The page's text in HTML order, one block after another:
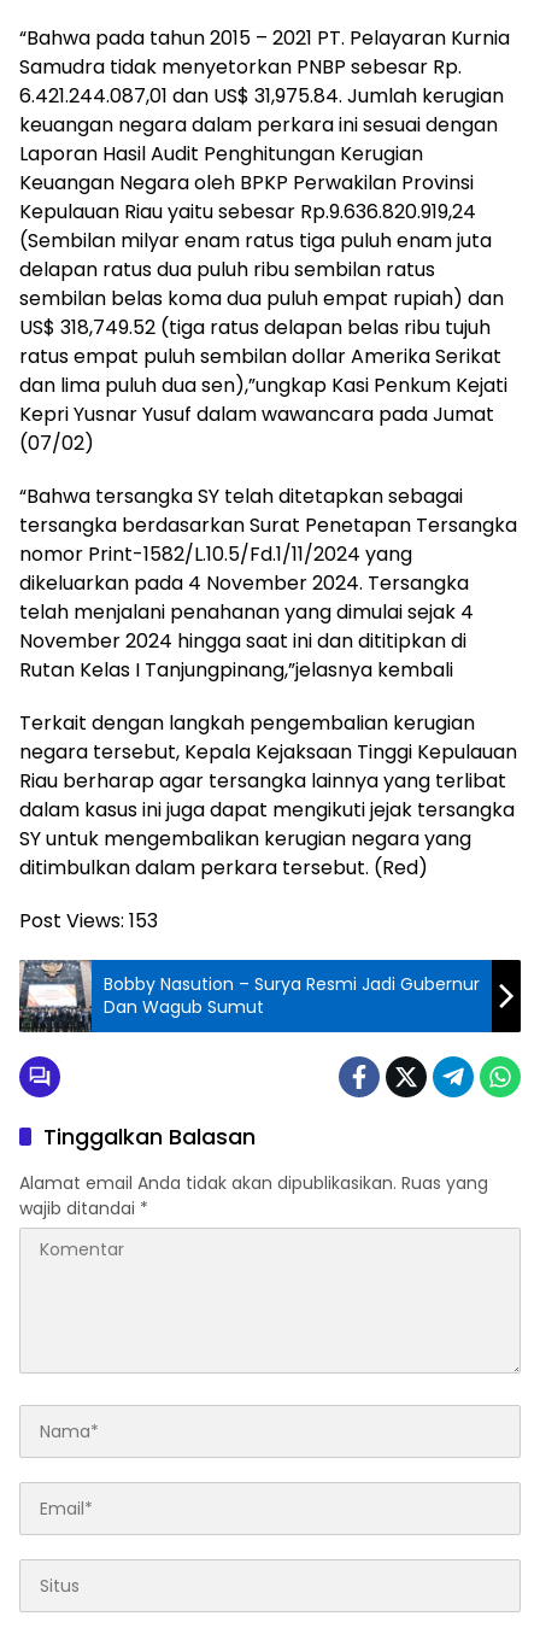
“Bahwa pada tahun 2015 – 2021 PT. Pelayaran Kurnia
Samudra tidak menyetorkan PNBP sebesar Rp.
6.421.244.087,01 dan US$ 31,975.84. Jumlah kerugian
keuangan negara dalam perkara ini sesuai dengan
Laporan Hasil Audit Penghitungan Kerugian
Keuangan Negara oleh BPKP Perwakilan Provinsi
Kepulauan Riau yaitu sebesar Rp.9.636.820.919,24
(Sembilan milyar enam ratus tiga puluh enam juta
delapan ratus dua puluh ribu sembilan ratus
sembilan belas koma dua puluh empat rupiah) dan
US$ 318,749.52 (tiga ratus delapan belas ribu tujuh
ratus empat puluh sembilan dollar Amerika Serikat
dan lima puluh dua sen),”ungkap Kasi Penkum Kejati
Kepri Yusnar Yusuf dalam wawancara pada Jumat
(07/02)
“Bahwa tersangka SY telah ditetapkan sebagai
tersangka berdasarkan Surat Penetapan Tersangka
nomor Print-1582/L.10.5/Fd.1/11/2024 yang
dikeluarkan pada 4 November 2024. Tersangka
telah menjalani penahanan yang dimulai sejak 4
November 2024 hingga saat ini dan dititipkan di
Rutan Kelas I Tanjungpinang,”jelasnya kembali
Terkait dengan langkah pengembalian kerugian
negara tersebut, Kepala Kejaksaan Tinggi Kepulauan
Riau berharap agar tersangka lainnya yang terlibat
dalam kasus ini juga dapat mengikuti jejak tersangka
SY untuk mengembalikan kerugian negara yang
ditimbulkan dalam perkara tersebut. (Red)
Post Views: 153
Bobby Nasution – Surya Resmi Jadi Gubernur
Dan Wagub Sumut
Tinggalkan Balasan
Alamat email Anda tidak akan dipublikasikan. Ruas yang
wajib ditandai *